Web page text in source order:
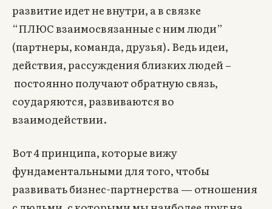
развитие идет не внутри, а в связке
“ПЛЮС взаимосвязанные с ним люди”
(партнеры, команда, друзья). Ведь идеи,
действия, рассуждения близких людей –
постоянно получают обратную связь,
соударяются, развиваются во
взаимодействии.
Вот 4 принципа, которые вижу
фундаментальными для того, чтобы
развивать бизнес-партнерства — отношения